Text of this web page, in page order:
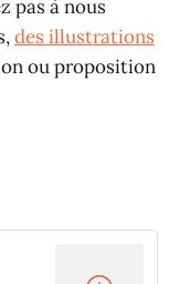
pas à nous
des illustrations
ou proposition